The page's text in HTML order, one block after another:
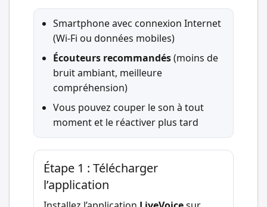
Smartphone avec connexion Internet
(Wi-Fi ou données mobiles)
Écouteurs recommandés(moins de
bruit ambiant, meilleure
compréhension)
Vous pouvez couper le son à tout
moment et le réactiver plus tard
Étape 1 : Télécharger
l’application